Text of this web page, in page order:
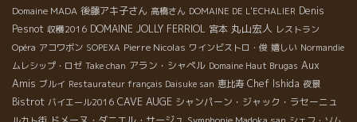
Domaine MADA 後藤アキ子さん 高橋さん DOMAINE DE L'ECHALIER Denis
Pesnot 収穫2016 DOMAINE JOLLY FERRIOL 宮本 丸山宏人 レストラン
Opéra アコワボン SOPEXA Pierre Nicolas ワインビストロ・俊 嬉しい Normandie
ムレシップ・ロゼ Take chan アラン・シャペル Domaine Haut Brugas Aux
Amis ブルイ Restaurateur français Daisuke san 恵比寿 Chef Ishida 夜景
Bistrot バイエール2016 CAVE AUGE シャンパーン・ジャック・ラセーニュ